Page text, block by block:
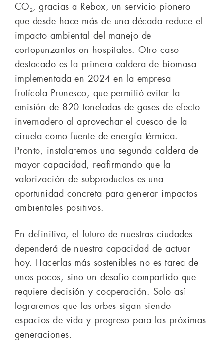
CO₂, gracias a Rebox, un servicio pionero
que desde hace más de una década reduce el
impacto ambiental del manejo de
cortopunzantes en hospitales. Otro caso
destacado es la primera caldera de biomasa
implementada en 2024 en la empresa
frutícola Prunesco, que permitió evitar la
emisión de 820 toneladas de gases de efecto
invernadero al aprovechar el cuesco de la
ciruela como fuente de energía térmica.
Pronto, instalaremos una segunda caldera de
mayor capacidad, reafirmando que la
valorización de subproductos es una
oportunidad concreta para generar impactos
ambientales positivos.
En definitiva, el futuro de nuestras ciudades
dependerá de nuestra capacidad de actuar
hoy. Hacerlas más sostenibles no es tarea de
unos pocos, sino un desafío compartido que
requiere decisión y cooperación. Solo así
lograremos que las urbes sigan siendo
espacios de vida y progreso para las próximas
generaciones.